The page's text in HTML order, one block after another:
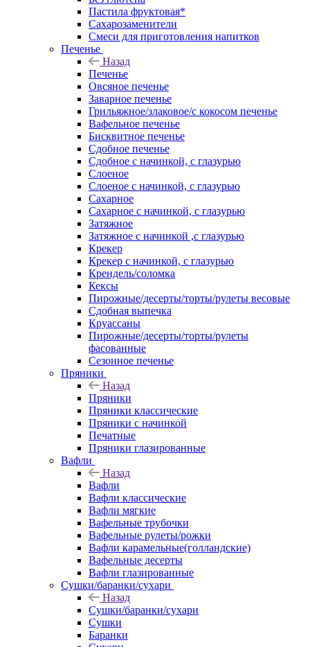
Пастила фруктовая*
Сахарозаменители
Смеси для приготовления напитков
Печенье
Назад
Печенье
Овсяное печенье
Заварное печенье
Грильяжное/злаковое/с кокосом печенье
Вафельное печенье
Бисквитное печенье
Сдобное печенье
Сдобное с начинкой, с глазурью
Слоеное
Слоеное с начинкой, с глазурью
Сахарное
Сахарное с начинкой, с глазурью
Затяжное
Затяжное с начинкой ,с глазурью
Крекер
Крекер с начинкой, с глазурью
Крендель/соломка
Кексы
Пирожные/десерты/торты/рулеты весовые
Сдобная выпечка
Круассаны
Пирожные/десерты/торты/рулеты
фасованные
Сезонное печенье
Пряники
Назад
Пряники
Пряники классические
Пряники с начинкой
Печатные
Пряники глазированные
Вафли
Назад
Вафли
Вафли классические
Вафли мягкие
Вафельные трубочки
Вафельные рулеты/рожки
Вафли карамельные(голландские)
Вафельные десерты
Вафли глазированные
Сушки/баранки/сухари
Назад
Сушки/баранки/сухари
Сушки
Баранки